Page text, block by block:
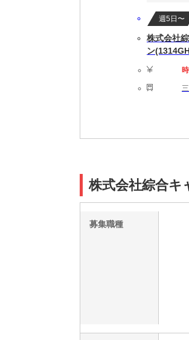
週5日〜
株式会社
ン
株式会社綜合キ
募集職種